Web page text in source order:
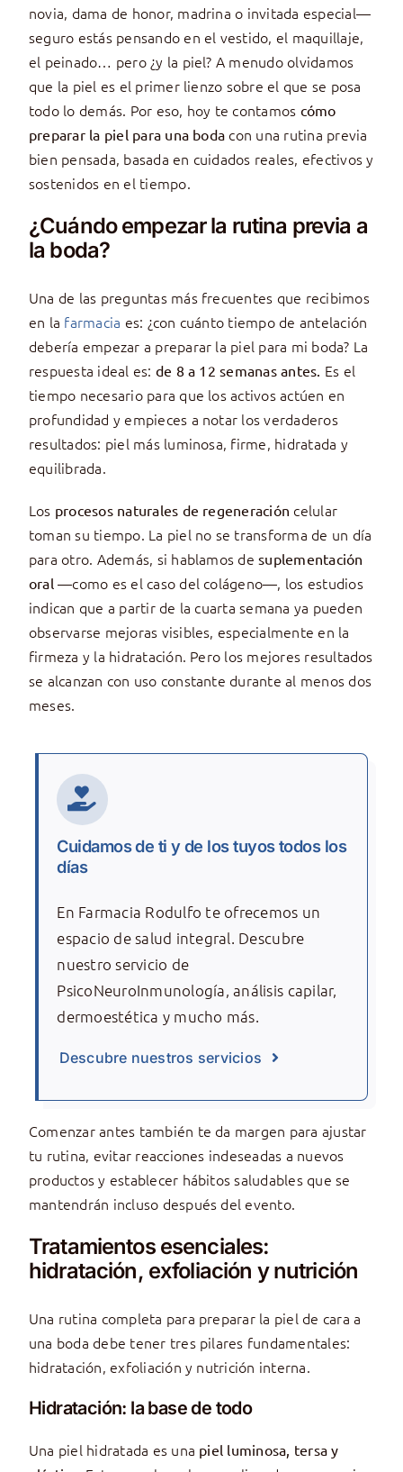
novia, dama de honor, madrina o invitada especial—
seguro estás pensando en el vestido, el maquillaje,
el peinado… pero ¿y la piel? A menudo olvidamos
que la piel es el primer lienzo sobre el que se posa
todo lo demás. Por eso, hoy te contamos cómo
preparar la piel para una boda con una rutina previa
bien pensada, basada en cuidados reales, efectivos y
sostenidos en el tiempo.
¿Cuándo empezar la rutina previa a
la boda?
Una de las preguntas más frecuentes que recibimos
en la farmacia es: ¿con cuánto tiempo de antelación
debería empezar a preparar la piel para mi boda? La
respuesta ideal es: de 8 a 12 semanas antes. Es el
tiempo necesario para que los activos actúen en
profundidad y empieces a notar los verdaderos
resultados: piel más luminosa, firme, hidratada y
equilibrada.
Los procesos naturales de regeneración celular
toman su tiempo. La piel no se transforma de un día
para otro. Además, si hablamos desuplementación
oral—como es el caso del colágeno—, los estudios
indican que a partir de la cuarta semana ya pueden
observarse mejoras visibles, especialmente en la
firmeza y la hidratación. Pero los mejores resultados
se alcanzan con uso constante durante al menos dos
meses.
Cuidamos de ti y de los tuyos todos los
días
En Farmacia Rodulfo te ofrecemos un
espacio de salud integral. Descubre
nuestro servicio de
PsicoNeuroInmunología, análisis capilar,
dermoestética y mucho más.
Descubre nuestros servicios
Comenzar antes también te da margen para ajustar
tu rutina, evitar reacciones indeseadas a nuevos
productos y establecer hábitos saludables que se
mantendrán incluso después del evento.
Tratamientos esenciales:
hidratación, exfoliación y nutrición
Una rutina completa para preparar la piel de cara a
una boda debe tener tres pilares fundamentales:
hidratación, exfoliación y nutrición interna.
Hidratación: la base de todo
Una piel hidratada es una piel luminosa, tersa y